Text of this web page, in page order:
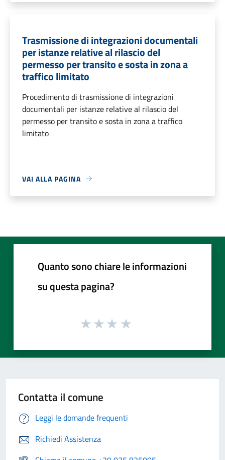
Trasmissione di integrazioni documentali
per istanze relative al rilascio del
permesso per transito e sosta in zona a
traffico limitato
Procedimento di trasmissione di integrazioni
documentali per istanze relative al rilascio del
permesso per transito e sosta in zona a traffico
limitato
VAI ALLA PAGINA
Quanto sono chiare le informazioni
su questa pagina?
Contatta il comune
Leggi le domande frequenti
Richiedi Assistenza